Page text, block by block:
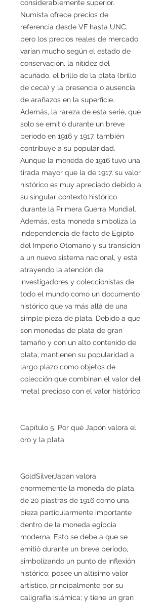
considerablemente superior.
Numista ofrece precios de
referencia desde VF hasta UNC,
pero los precios reales de mercado
varían mucho según el estado de
conservación, la nitidez del
acuñado, el brillo de la plata (brillo
de ceca) y la presencia o ausencia
de arañazos en la superficie.
Además, la rareza de esta serie, que
solo se emitió durante un breve
periodo en 1916 y 1917, también
contribuye a su popularidad.
Aunque la moneda de 1916 tuvo una
tirada mayor que la de 1917, su valor
histórico es muy apreciado debido a
su singular contexto histórico
durante la Primera Guerra Mundial.
Además, esta moneda simboliza la
independencia de facto de Egipto
del Imperio Otomano y su transición
a un nuevo sistema nacional, y está
atrayendo la atención de
investigadores y coleccionistas de
todo el mundo como un documento
histórico que va más allá de una
simple pieza de plata. Debido a que
son monedas de plata de gran
tamaño y con un alto contenido de
plata, mantienen su popularidad a
largo plazo como objetos de
colección que combinan el valor del
metal precioso con el valor histórico.
Capítulo 5: Por qué Japón valora el
oro y la plata
GoldSilverJapan valora
enormemente la moneda de plata
de 20 piastras de 1916 como una
pieza particularmente importante
dentro de la moneda egipcia
moderna. Esto se debe a que se
emitió durante un breve período,
simbolizando un punto de inflexión
histórico; posee un altísimo valor
artístico, principalmente por su
caligrafía islámica; y tiene un gran